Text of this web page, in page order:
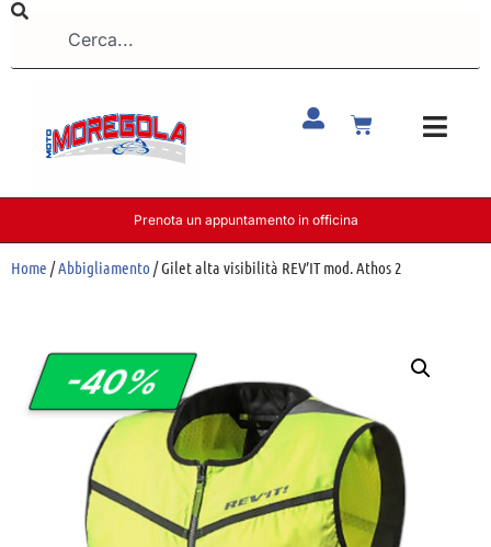
Prenota un appuntamento in officina
Home /Abbigliamento / Gilet alta visibilità REV’IT mod. Athos 2
-40%